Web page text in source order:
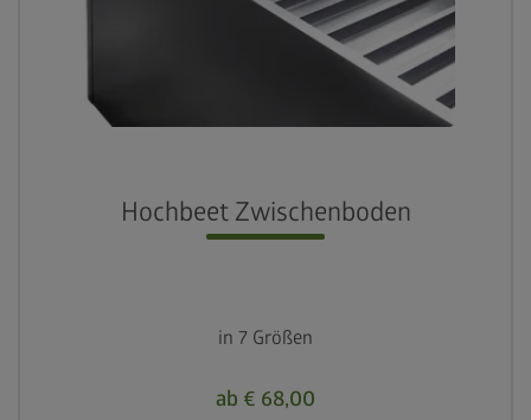
Hochbeet Zwischenboden
in 7 Größen
ab € 68,00